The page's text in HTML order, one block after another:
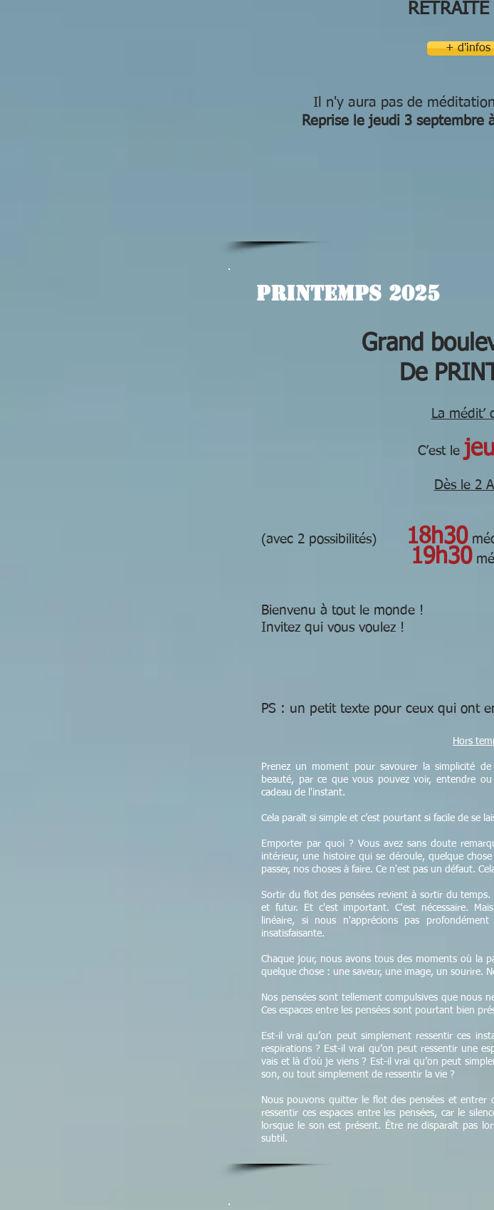
RETRAITE
Il n'y aura pas de
Reprise le jeudi 3 septembre
+ d'infos
PRINTEMPS 2025
Grand
De
La médit’
C’est le
Dès le 2
(avec 2 possibilités) 18h30
19h30
Bienvenu à tout le monde !
Invitez qui vous voulez !
PS : un petit texte pour ceux qui ont
Hors
Prenez un moment pour savourer la simplicité
beauté, par ce que vous pouvez voir, entendre
cadeau de l'instant.
Cela paraît si simple et c’est pourtant si facile de se
Emporter par quoi ? Vous avez sans doute
intérieur, une histoire qui se déroule, quelque
passer, nos choses à faire. Ce n'est pas un défaut.
Sortir du flot des pensées revient à sortir du
et futur. Et c'est important. C'est nécessaire.
linéaire, si nous n'apprécions pas
insatisfaisante.
Chaque jour, nous avons tous des moments où la
quelque chose : une saveur, une image, un sourire.
Nos pensées sont tellement compulsives que nous
Ces espaces entre les pensées sont pourtant bien
Est-il vrai qu’on peut simplement ressentir ces
respirations ? Est-il vrai qu’on peut ressentir une
vais et là d'où je viens ? Est-il vrai qu’on peut
son, ou tout simplement de ressentir la vie ?
Nous pouvons quitter le flot des pensées et entrer
ressentir ces espaces entre les pensées, car le
lorsque le son est présent. Être ne disparaît pas
subtil.